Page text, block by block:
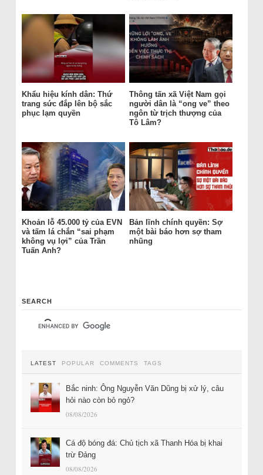
Khẩu hiệu kính dân: Thứ
trang sức đắp lên bộ sắc
phục lạm quyền
Thông tấn xã Việt Nam gọi
người dân là “ong ve” theo
ngôn từ trịch thượng của
Tô Lâm?
Khoản lỗ 45.000 tỷ của EVN
và tấm lá chắn “sai phạm
không vụ lợi” của Trần
Tuấn Anh?
Bản lĩnh chính quyền: Sợ
một bài báo hơn sợ tham
nhũng
SEARCH
LATEST POPULAR COMMENTS TAGS
Bắc ninh: Ông Nguyễn Văn Dũng bị xử lý, câu
hỏi nào còn bỏ ngỏ?
08/08/2026
Cá độ bóng đá: Chủ tịch xã Thanh Hóa bị khai
trừ Đảng
08/08/2026